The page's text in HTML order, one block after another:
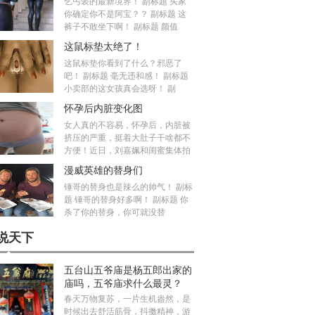
你确定你不是阿宝？？ 副标题 这
裤子不敢坐下啊！ 副标题 颜值
这鼠标垫太绝了！
这鼠标垫你看到了什么？邪恶了
吧！ 副标题 毫无违和感！ 副标题
小卖部的这女孩真会选呀！ 副
怀孕后内脏变化图
女人真的不容易，怀孕后，内脏被
挤压的严重，挺着大肚子干啥都不
方便！近日，刘嘉姵和闺蜜集体拍
漫威英雄的替身们
锤哥的替身也是辣么的帅气！ 副标
题 锤哥的替身好多啊！ 副标题 你
杀了你的替身，你可就没替
天下
五台山五爷庙是杨五郎出家的
庙吗，五爷庙求什么最灵？
春天万物复苏，一片生机盎然，是
时候出去舒活筋骨，抖擞精神，游